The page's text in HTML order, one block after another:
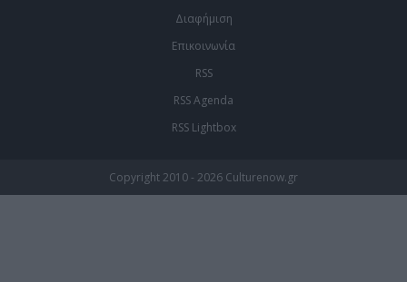
Διαφήμιση
Επικοινωνία
RSS
RSS Agenda
RSS Lightbox
Copyright 2010 - 2026 Culturenow.gr